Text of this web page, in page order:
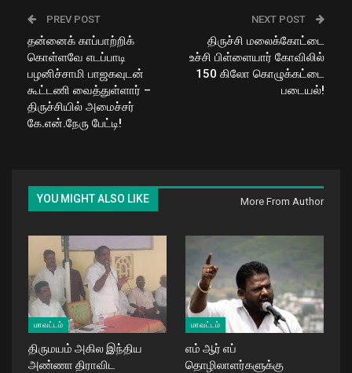
PREV POST
தன்னைக் காப்பாற்றிக்
கொள்ளவே எடப்பாடி
பழனிச்சாமி பாஜகவுடன்
கூட்டணி வைத்துள்ளார் –
திருச்சியில் அமைச்சர்
கே.என்.நேரு பேட்டி!
NEXT POST
திருச்சி மலைக்கோட்டை
உச்சி பிள்ளையார் கோவிலில்
150 கிலோ கொழுக்கட்டை
படையல்!
YOU MIGHT ALSO LIKE More From Author
மாவட்டம்
திருமயம் அகில இந்திய
அண்ணா திராவிட
மாவட்டம்
எம் ஆர் எப்
தொழிலாளர்களுக்கு